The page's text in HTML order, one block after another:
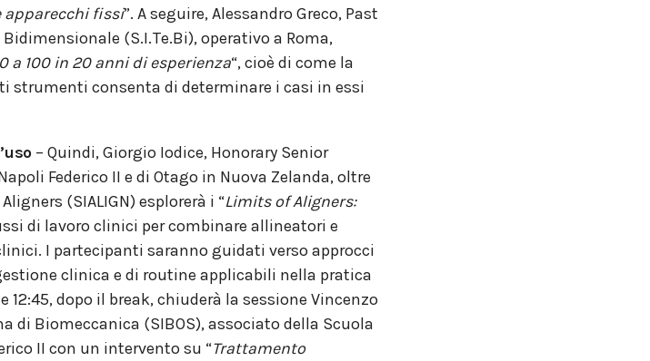
fissi”. A seguire, Alessandro Greco, Past
(S.I.Te.Bi), operativo a Roma,
a 100 in 20 anni di esperienza“, cioè di come la
strumenti consenta di determinare i casi in essi
– Quindi, Giorgio Iodice, Honorary Senior
Federico II e di Otago in Nuova Zelanda, oltre
(SIALIGN) esplorerà i “Limits of Aligners:
di lavoro clinici per combinare allineatori e
I partecipanti saranno guidati verso approcci
clinica e di routine applicabili nella pratica
dopo il break, chiuderà la sessione Vincenzo
di Biomeccanica (SIBOS), associato della Scuola
II con un intervento su “Trattamento